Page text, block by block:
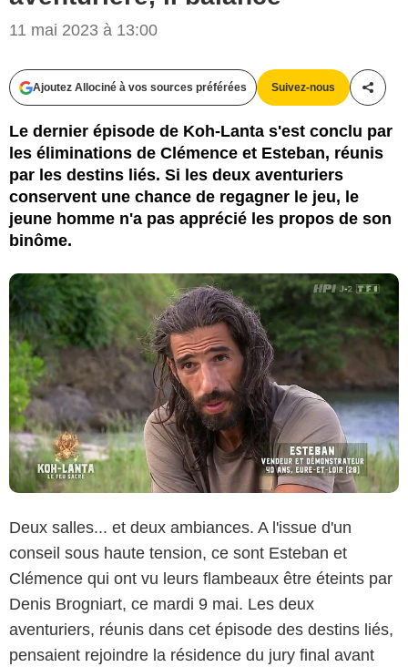
11 mai 2023 à 13:00
Ajoutez Allociné à vos sources préférées Suivez-nous
Le dernier épisode de Koh-Lanta s'est conclu par
les éliminations de Clémence et Esteban, réunis
par les destins liés. Si les deux aventuriers
conservent une chance de regagner le jeu, le
jeune homme n'a pas apprécié les propos de son
binôme.
Deux salles... et deux ambiances. A l'issue d'un
conseil sous haute tension, ce sont Esteban et
Clémence qui ont vu leurs flambeaux être éteints par
Denis Brogniart, ce mardi 9 mai. Les deux
aventuriers, réunis dans cet épisode des destins liés,
pensaient rejoindre la résidence du jury final avant